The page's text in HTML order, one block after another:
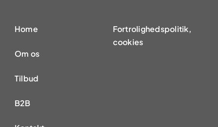
Home
Om os
Tilbud
B2B
Fortrolighedspolitik,
cookies